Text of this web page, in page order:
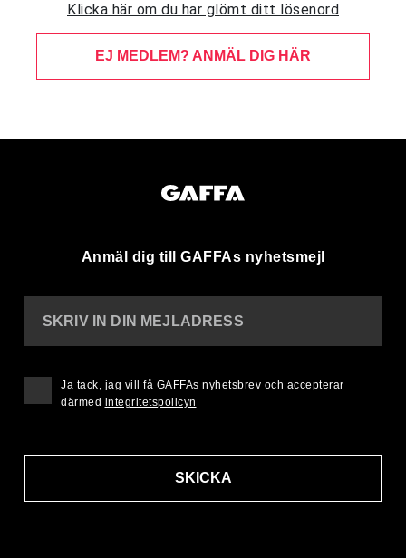
Klicka här om du har glömt ditt lösenord
EJ MEDLEM? ANMÄL DIG HÄR
Anmäl dig till GAFFAs nyhetsmejl
SKRIV IN DIN MEJLADRESS
SKICKA
Ja tack, jag vill få GAFFAs nyhetsbrev och accepterar
därmed integritetspolicyn